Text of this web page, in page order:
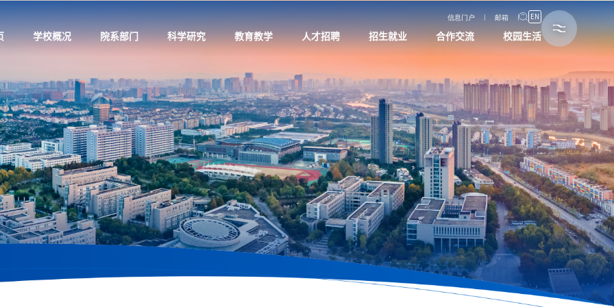
信息门户 邮箱 EN
学校概况 院系部门 科学研究 教育教学 人才招聘 招生就业 合作交流 校园生活